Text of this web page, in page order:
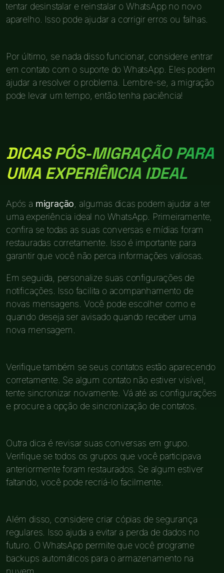
tentar desinstalar e reinstalar o WhatsApp no novo
aparelho. Isso pode ajudar a corrigir erros ou falhas.
Por último, se nada disso funcionar, considere entrar
em contato com o suporte do WhatsApp. Eles podem
ajudar a resolver o problema. Lembre-se, a migração
pode levar um tempo, então tenha paciência!
DICAS PÓS-MIGRAÇÃO PARA
UMA EXPERIÊNCIA IDEAL
Após a migração , algumas dicas podem ajudar a ter
uma experiência ideal no WhatsApp. Primeiramente,
confira se todas as suas conversas e mídias foram
restauradas corretamente. Isso é importante para
garantir que você não perca informações valiosas.
Em seguida, personalize suas configurações de
notificações. Isso facilita o acompanhamento de
novas mensagens. Você pode escolher como e
quando deseja ser avisado quando receber uma
nova mensagem.
Verifique também se seus contatos estão aparecendo
corretamente. Se algum contato não estiver visível,
tente sincronizar novamente. Vá até as configurações
e procure a opção de sincronização de contatos.
Outra dica é revisar suas conversas em grupo.
Verifique se todos os grupos que você participava
anteriormente foram restaurados. Se algum estiver
faltando, você pode recriá-lo facilmente.
Além disso, considere criar cópias de segurança
regulares. Isso ajuda a evitar a perda de dados no
futuro. O WhatsApp permite que você programe
backups automáticos para o armazenamento na